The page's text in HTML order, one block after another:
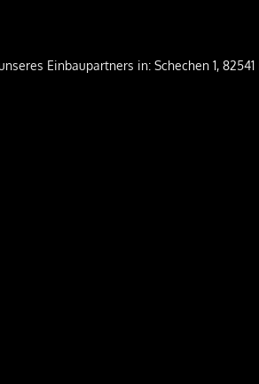
Einbaupartners in: Schechen 1, 82541